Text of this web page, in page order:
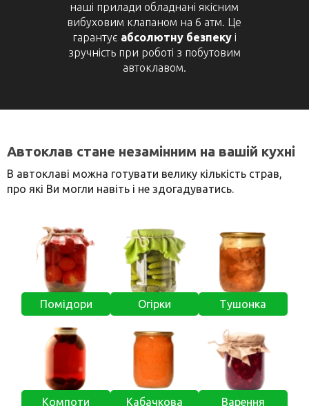
наші прилади обладнані якісним
вибуховим клапаном на 6 атм. Це
гарантує абсолютну безпекуі
зручність при роботі з побутовим
автоклавом.
Автоклав стане незамінним на вашій кухні
В автоклаві можна готувати велику кількість страв,
про які Ви могли навіть і не здогадуватись.
Помідори Огірки Тушонка
Компоти Кабачкова Варення